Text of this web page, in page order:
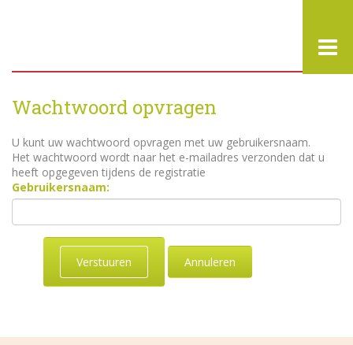
Wachtwoord opvragen
U kunt uw wachtwoord opvragen met uw gebruikersnaam.
Het wachtwoord wordt naar het e-mailadres verzonden dat u
heeft opgegeven tijdens de registratie
Gebruikersnaam:
Verstuuren Annuleren